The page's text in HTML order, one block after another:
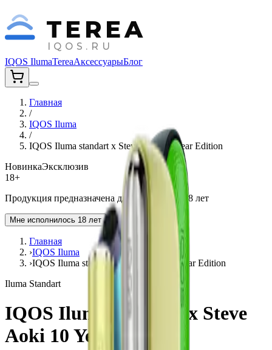
TEREA
IQOS.RU
IQOS IlumaTereaАксессуарыБлог
Главная
/
IQOS Iluma
/
IQOS Iluma standart x Steve Aoki 10 Year Edition
НовинкаЭксклюзив
18+
Продукция предназначена для лиц старше 18 лет
Мне исполнилось 18 лет
Главная
›IQOS Iluma
›IQOS Iluma standart x Steve Aoki 10 Year Edition
Iluma Standart
IQOS Iluma standart x Steve
Aoki 10 Year Edition